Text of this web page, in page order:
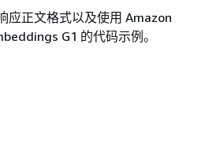
应正文格式以及使用 Amazon
G1 的代码示例。